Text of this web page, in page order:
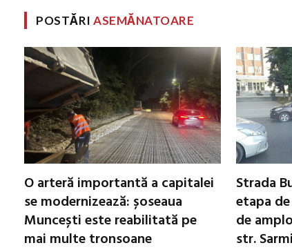
POSTĂRIASEMĂNATOARE
O arteră importantă a capitalei
se modernizează: șoseaua
Muncești este reabilitată pe
mai multe tronsoane
Strada
etapa
de
str.